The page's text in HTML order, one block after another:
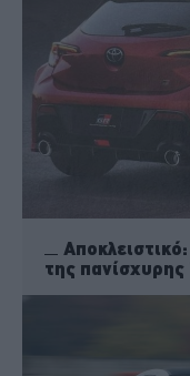
της